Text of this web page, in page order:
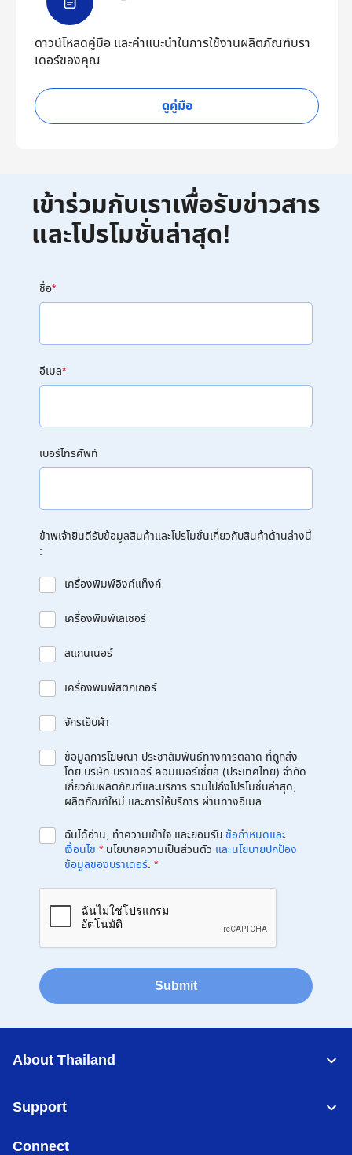
ดาวน์โหลดคู่มือ และคำแนะนำในการใช้งานผลิตภัณฑ์บรา
เดอร์ของคุณ
ดูคู่มือ
เข้าร่วมกับเราเพื่อรับข่าวสาร
และโปรโมชั่นล่าสุด!
ชื่อ*
อีเมล*
เบอร์โทรศัพท์
ข้าพเจ้ายินดีรับข้อมูลสินค้าและโปรโมชั่นเกี่ยวกับสินค้าด้านล่างนี้
:
เครื่องพิมพ์อิงค์แท็งก์
เครื่องพิมพ์เลเซอร์
สแกนเนอร์
เครื่องพิมพ์สติกเกอร์
จักรเย็บผ้า
ข้อมูลการโฆษณา ประชาสัมพันธ์ทางการตลาด ที่ถูกส่ง
โดย บริษัท บราเดอร์ คอมเมอร์เชี่ยล (ประเทศไทย) จำกัด
เกี่ยวกับผลิตภัณฑ์และบริการ รวมไปถึงโปรโมชั่นล่าสุด,
ผลิตภัณฑ์ใหม่ และการให้บริการ ผ่านทางอีเมล
ฉันได้อ่าน, ทำความเข้าใจ และยอมรับข้อกำหนดและ
เงื่อนไข * นโยบายความเป็นส่วนตัว และนโยบายปกป้อง
ข้อมูลของบราเดอร์. *
Submit
About Thailand
Support
Connect